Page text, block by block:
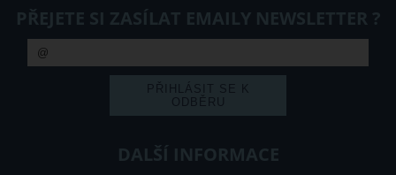
PŘEJETE SI ZASÍLAT EMAILY NEWSLETTER ?
DALŠÍ INFORMACE